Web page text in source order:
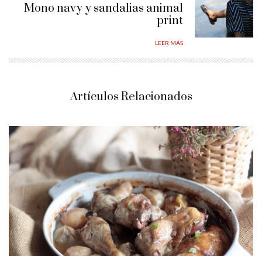
Mono navy y sandalias animal
print
LEER MÁS
Artículos Relacionados